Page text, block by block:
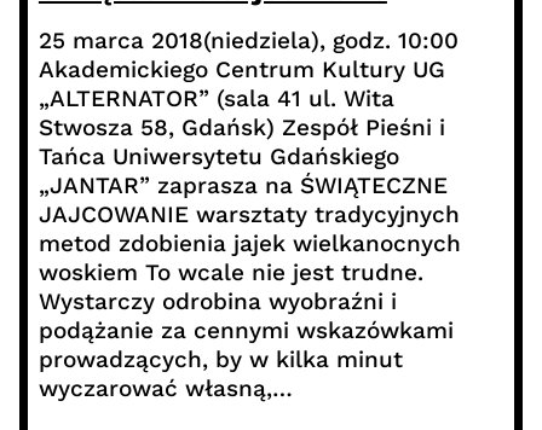
25 marca 2018(niedziela), godz. 10:00
Akademickiego Centrum Kultury UG
„ALTERNATOR” (sala 41 ul. Wita
Stwosza 58, Gdańsk) Zespół Pieśni i
Tańca Uniwersytetu Gdańskiego
„JANTAR” zaprasza na ŚWIĄTECZNE
JAJCOWANIE warsztaty tradycyjnych
metod zdobienia jajek wielkanocnych
woskiem To wcale nie jest trudne.
Wystarczy odrobina wyobraźni i
podążanie za cennymi wskazówkami
prowadzących, by w kilka minut
wyczarować własną,…